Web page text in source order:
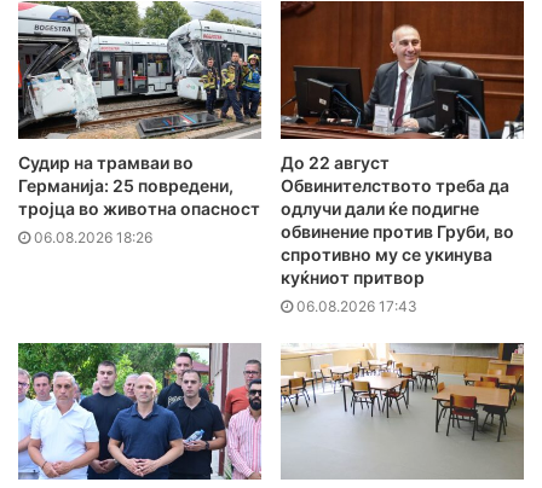
Судир на трамваи во
Германија: 25 повредени,
тројца во животна опасност
06.08.2026 18:26
До 22 август
Обвинителството треба да
одлучи дали ќе подигне
обвинение против Груби, во
спротивно му се укинува
куќниот притвор
06.08.2026 17:43